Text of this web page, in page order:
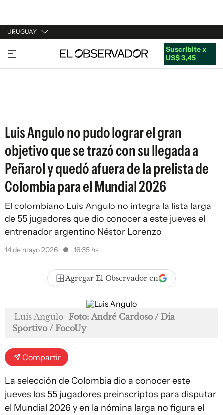
URUGUAY
URUGUAY
ARGENTINA
Suscribite x
US$ 3,45
Luis Angulo no pudo lograr el gran
objetivo que se trazó con su llegada a
Peñarol y quedó afuera de la prelista de
Colombia para el Mundial 2026
El colombiano Luis Angulo no integra la lista larga
de 55 jugadores que dio conocer a este jueves el
entrenador argentino Néstor Lorenzo
14 de mayo 2026 16:35 hs
Agregar El Observador en
Luis Angulo Foto: André Cardoso / Dia
Sportivo / FocoUy
Compartir
La selección de Colombia dio a conocer este
jueves los 55 jugadores preinscriptos para disputar
el Mundial 2026 y en la nómina larga no figura el